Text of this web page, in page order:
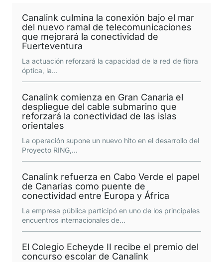
Canalink culmina la conexión bajo el mar
del nuevo ramal de telecomunicaciones
que mejorará la conectividad de
Fuerteventura
La actuación reforzará la capacidad de la red de fibra
óptica, la...
Canalink comienza en Gran Canaria el
despliegue del cable submarino que
reforzará la conectividad de las islas
orientales
La operación supone un nuevo hito en el desarrollo del
Proyecto RING, ...
Canalink refuerza en Cabo Verde el papel
de Canarias como puente de
conectividad entre Europa y África
La empresa pública participó en uno de los principales
encuentros internacionales de...
El Colegio Echeyde II recibe el premio del
concurso escolar de Canalink